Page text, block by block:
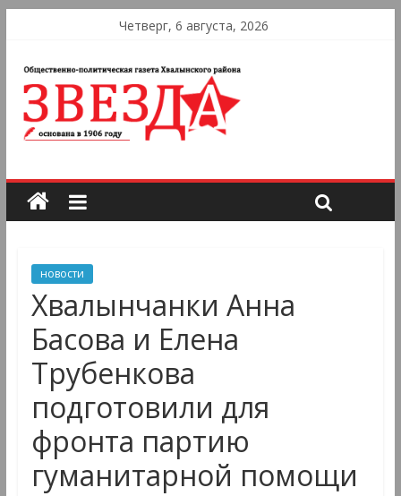
Четверг, 6 августа, 2026
новости
Хвалынчанки Анна
Басова и Елена
Трубенкова
подготовили для
фронта партию
гуманитарной помощи